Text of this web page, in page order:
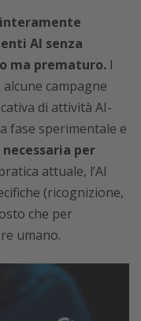
AI senza
ma prematuro. I
campagne
di attività AI-
fase sperimentale e
per
attuale, l’AI
(ricognizione,
che per
umano.